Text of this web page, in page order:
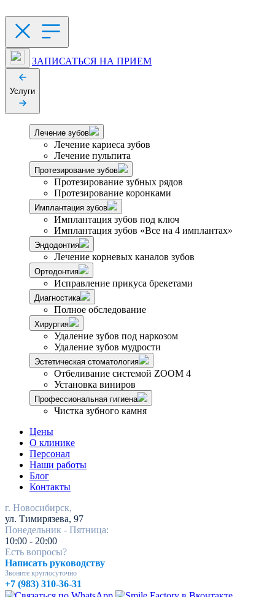
ЗАПИСАТЬСЯ НА ПРИЕМ
Услуги
Лечение зубов
Лечение кариеса зубов
Лечение пульпита
Протезирование зубов
Протезирование зубных рядов
Протезирование коронками
Имплантация зубов
Имплантация зубов под ключ
Имплантация зубов «Все на 4 имплантах»
Эндодонтия
Лечение корневых каналов зубов
Ортодонтия
Исправление прикуса брекетами
Диагностика
Полное обследование
Хирургия
Удаление зубов под наркозом
Удаление зубов мудрости
Эстетическая стоматология
Отбеливание системой ZOOM 4
Установка виниров
Профессиональная гигиена
Чистка зубного камня
Цены
О клинике
Персонал
Наши работы
Блог
Контакты
г. Новосибирск,
ул. Тимирязева, 97
Понедельник - Пятница:
10:00 - 20:00
Есть вопросы?
Написать руководству
Звоните круглосуточно
+7 (983) 310-36-31